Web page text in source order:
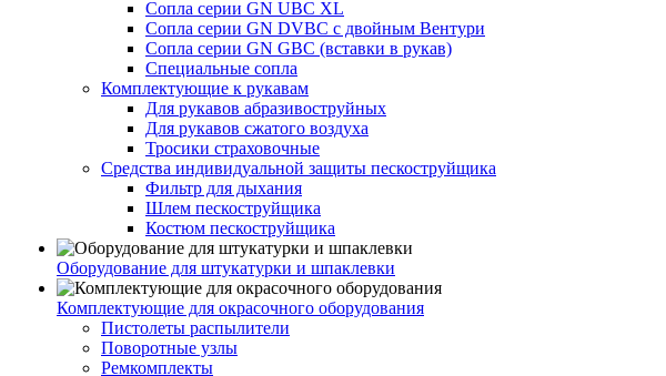
Сопла серии GN UBC XL
Сопла серии GN DVBC с двойным Вентури
Сопла серии GN GBC (вставки в рукав)
Специальные сопла
Комплектующие к рукавам
Для рукавов абразивоструйных
Для рукавов сжатого воздуха
Тросики страховочные
Средства индивидуальной защиты пескоструйщика
Фильтр для дыхания
Шлем пескоструйщика
Костюм пескоструйщика
Оборудование для штукатурки и шпаклевки
Комплектующие для окрасочного оборудования
Пистолеты распылители
Поворотные узлы
Ремкомплекты